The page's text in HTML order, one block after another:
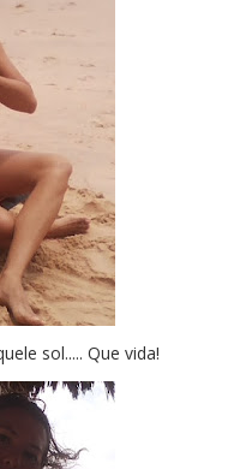
sol..... Que vida!